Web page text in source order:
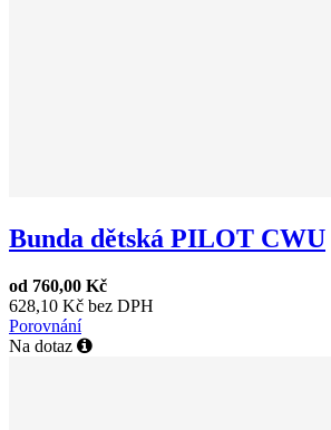
Bunda dětská PILOT CWU
od 760,00 Kč
628,10 Kč bez DPH
Porovnání
Na dotaz